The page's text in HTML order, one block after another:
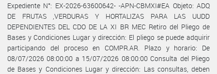
Expediente N°: EX-2026-63600642- -APN-CBMXI#EA Objeto: ADQ
DE FRUTAS ,VERDURAS Y HORTALIZAS PARA LAS UUDD
DEPENDIENTES DEL CDO DE LA XI BR MEC Retiro del Pliego de
Bases y Condiciones Lugar y dirección: El pliego se puede adquirir
participando del proceso en COMPR.AR. Plazo y horario: De
08/07/2026 08:00:00 a 15/07/2026 08:00:00 Consulta del Pliego
de Bases y Condiciones Lugar y dirección: Las consultas, deben